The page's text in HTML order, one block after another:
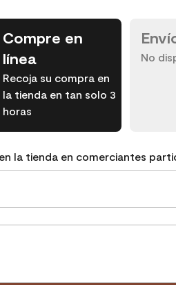
Compre en
línea
Recoja su compra en
la tienda en tan solo 3
horas
No
la tienda en comerciantes